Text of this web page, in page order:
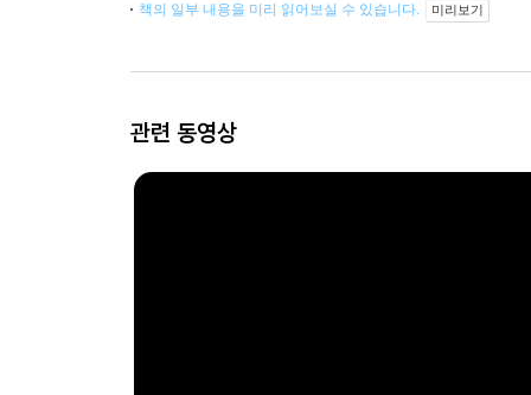
책의 일부 내용을 미리 읽어보실 수 있습니다. 미리보기
관련 동영상